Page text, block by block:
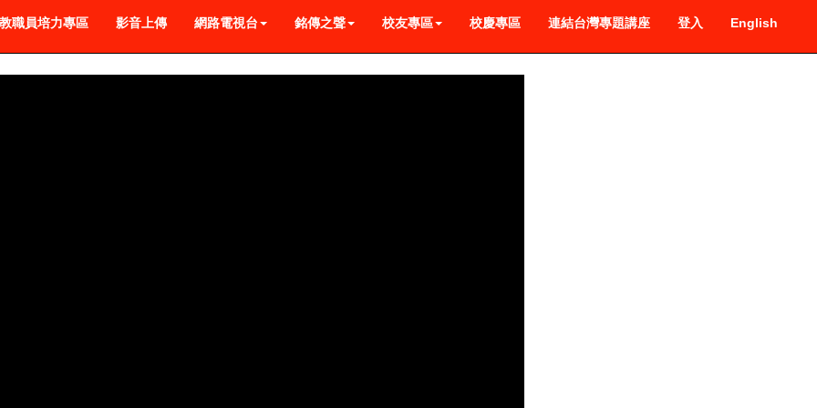
教職員培力專區 影音上傳 網路電視台 銘傳之聲 校友專區 校慶專區 連結台灣專題講座 登入 English